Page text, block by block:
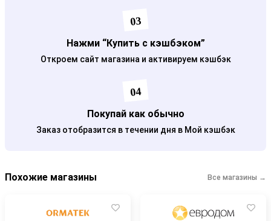
03
Нажми “Купить с кэшбэком”
Откроем сайт магазина и активируем кэшбэк
04
Покупай как обычно
Заказ отобразится в течении дня в Мой кэшбэк
Похожие магазины Все магазины →